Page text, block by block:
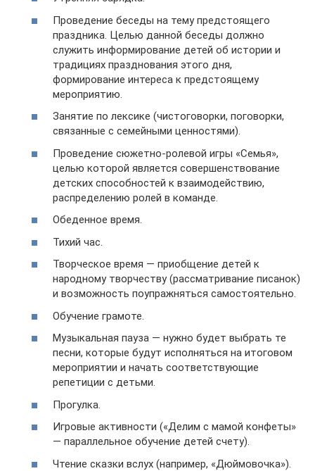
Проведение беседы на тему предстоящего
праздника. Целью данной беседы должно
служить информирование детей об истории и
традициях празднования этого дня,
формирование интереса к предстоящему
мероприятию.
Занятие по лексике (чистоговорки, поговорки,
связанные с семейными ценностями).
Проведение сюжетно-ролевой игры «Семья»,
целью которой является совершенствование
детских способностей к взаимодействию,
распределению ролей в команде.
Обеденное время.
Тихий час.
Творческое время — приобщение детей к
народному творчеству (рассматривание писанок)
и возможность поупражняться самостоятельно.
Обучение грамоте.
Музыкальная пауза — нужно будет выбрать те
песни, которые будут исполняться на итоговом
мероприятии и начать соответствующие
репетиции с детьми.
Прогулка.
Игровые активности («Делим с мамой конфеты»
— параллельное обучение детей счету).
Чтение сказки вслух (например, «Дюймовочка»).